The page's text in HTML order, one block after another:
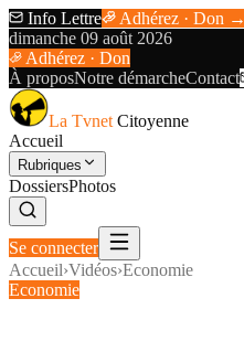
Info Lettre
Adhérez · Don →
dimanche 09 août 2026
Adhérez · Don
À proposNotre démarcheContact
La Tvnet Citoyenne
Accueil
Rubriques
DossiersPhotos
Se connecter
Accueil›Vidéos›Economie
Economie